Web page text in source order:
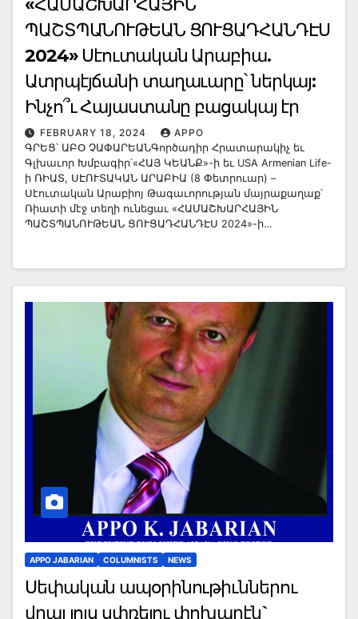
«ՀԱՄԱՇԽԱՐՀԱՅԻՆ
ՊԱՇՏՊԱՆՈՒԹԵԱՆ ՑՈՒՑԱԴՀԱՆԴԷՍ
2024» Սէուտական Արաբիա.
Ատրպէյճանի տաղաւարը՝ ներկայ:
Ինչո՞ւ Հայաստանը բացակայ էր
FEBRUARY 18, 2024
APPO
ԳՐԵՑ՝ ԱԲՕ ՉԱՓԱՐԵԱՆԳործադիր Հրատարակիչ եւ
Գլխաւոր Խմբագիր՝«ՀԱՅ ԿԵԱՆՔ»-ի եւ USA Armenian Life-
ի ՌԻԱՏ, ՍԷՈՒՏԱԿԱՆ ԱՐԱԲԻԱ (8 Փետրուար) –
Սէուտական Արաբիոյ Թագաւորության մայրաքաղաք՝
Ռիատի մէջ տեղի ունեցաւ «ՀԱՄԱՇԽԱՐՀԱՅԻՆ
ՊԱՇՏՊԱՆՈՒԹԵԱՆ ՑՈՒՑԱԴՀԱՆԴԷՍ 2024»-ի…
APPO JABARIAN COLUMNISTS NEWS
Սեփական ապօրինութիւններու
վրայ լոյս սփռելու փոխարէն`